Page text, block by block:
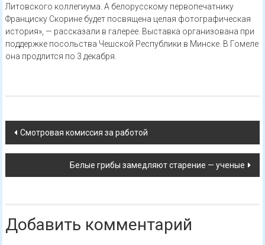
Литовского коллегиума. А белорусскому первопечатнику
Франциску Скорине будет посвящена целая фотографическая
история», — рассказали в галерее. Выставка организована при
поддержке посольства Чешской Республики в Минске. В Гомеле
она продлится по 3 декабря.
Навигация
по
записям
Смотровая комиссия за работой
Белые грибы замедляют старение — ученые
Добавить комментарий